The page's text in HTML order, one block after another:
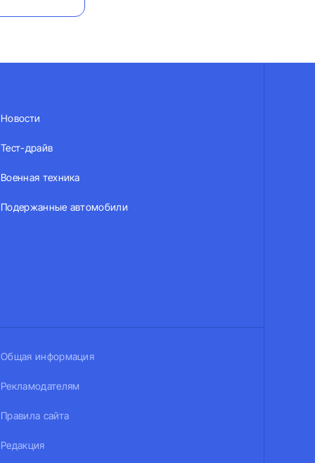
Новости
Тест-драйв
Военная техника
Подержанные автомобили
Общая информация
Рекламодателям
Правила сайта
Редакция